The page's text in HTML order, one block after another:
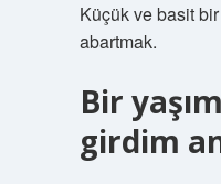
Küçük ve basit bir
abartmak.
Bir
girdim